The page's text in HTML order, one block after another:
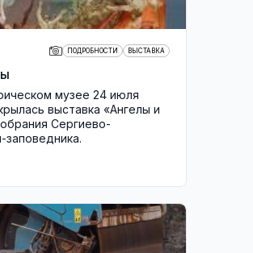
ПОДРОБНОСТИ ВЫСТАВКА
музее 24 июля
выставка «Ангелы и
Сергиево-
заповедника.